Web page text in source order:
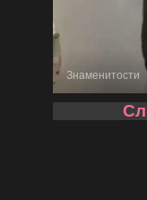
Знаменитости